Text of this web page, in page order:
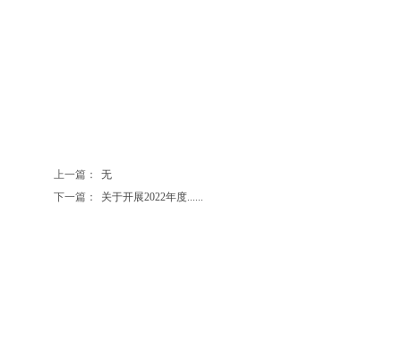
上一篇：
无
下一篇：
关于开展2022年度......